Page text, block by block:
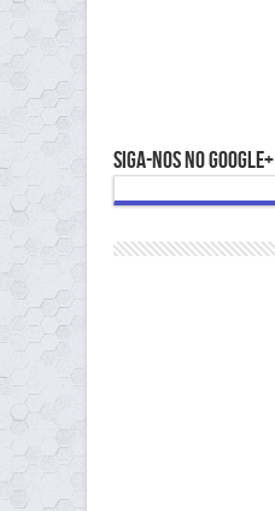
Siga-nos no Google+